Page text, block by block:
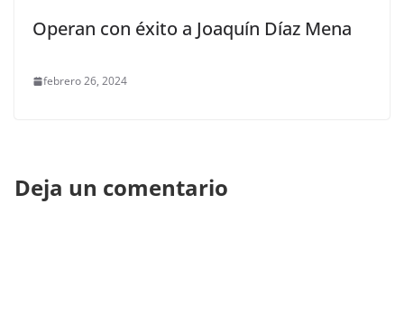
Operan con éxito a Joaquín Díaz Mena
febrero 26, 2024
Deja un comentario